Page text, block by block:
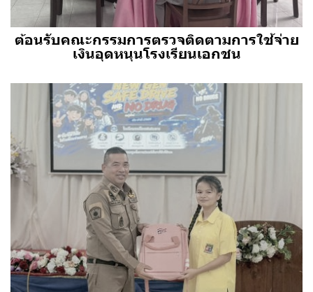
ต้อนรับคณะกรรมการตรวจติดตามการใช้จ่าย
เงินอุดหนุนโรงเรียนเอกชน